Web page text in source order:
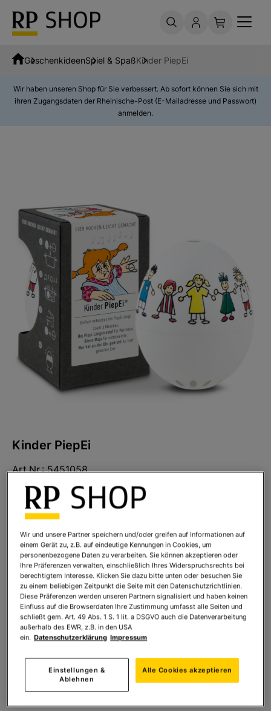
GeschenkideenSpiel & SpaßKinder PiepEi
Wir haben unseren Shop für Sie verbessert. Ab sofort können Sie sich mit
ihren Zugangsdaten der Rheinische-Post (E-Mailadresse und Passwort)
anmelden.
Kinder PiepEi
Art.Nr.:5451058
Sofort lieferbar
Ihr Preis:
* inkl. MwSt. zzgl.Versandkosten
Anzahl: In den Warenkorb
TEILEN SIE DIESES PRODUKT
Wir und unsere Partner speichern und/oder greifen auf Informationen auf
einem Gerät zu, z.B. auf eindeutige Kennungen in Cookies, um
personenbezogene Daten zu verarbeiten. Sie können akzeptieren oder
Ihre Präferenzen verwalten, einschließlich Ihres Widerspruchsrechts bei
berechtigtem Interesse. Klicken Sie dazu bitte unten oder besuchen Sie
zu einem beliebigen Zeitpunkt die Seite mit den Datenschutzrichtlinien.
Diese Präferenzen werden unseren Partnern signalisiert und haben keinen
Einfluss auf die Browserdaten Ihre Zustimmung umfasst alle Seiten und
schließt gem. Art. 49 Abs. 1 S. 1 lit. a DSGVO auch die Datenverarbeitung
außerhalb des EWR, z.B. in den USA
ein. Datenschutzerklärung Impressum
Einstellungen &
Ablehnen
Alle Cookies akzeptieren